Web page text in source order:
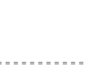
＝＝＝＝＝＝＝＝＝